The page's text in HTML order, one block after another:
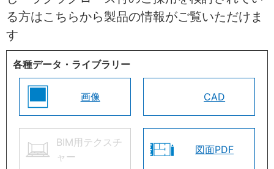
る方はこちらから製品の情報がご覧いただけま
す
各種データ・ライブラリー
画像 CAD
BIM用テクスチ
ャー
図面PDF